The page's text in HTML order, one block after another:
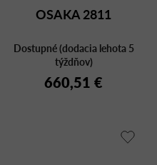
OSAKA 2811
Dostupné (dodacia lehota 5
týždňov)
660,51 €